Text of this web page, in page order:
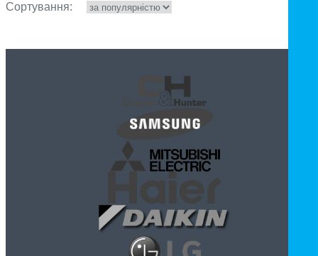
Сортування: